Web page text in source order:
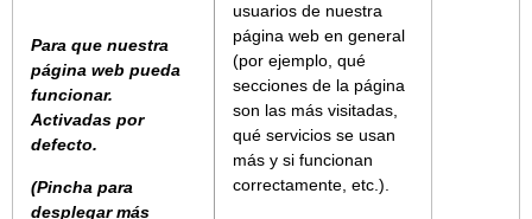
Para que nuestra
página web pueda
funcionar.
Activadas por
defecto.
(Pincha para
desplegar más
usuarios de nuestra
página web en general
(por ejemplo, qué
secciones de la página
son las más visitadas,
qué servicios se usan
más y si funcionan
correctamente, etc.).